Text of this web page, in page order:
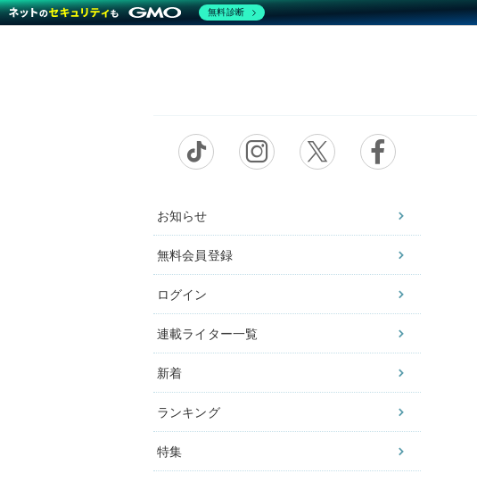
お知らせ
無料会員登録
ログイン
連載ライター一覧
新着
ランキング
特集
無料診断